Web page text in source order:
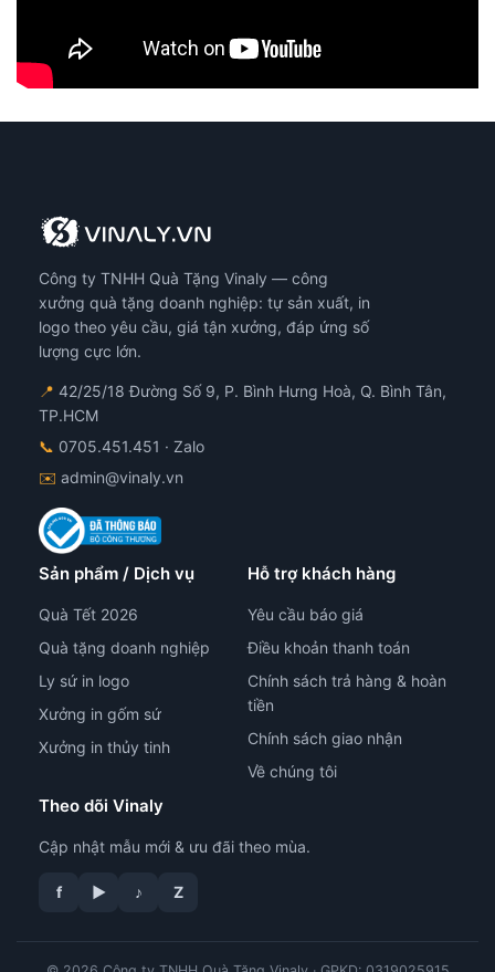
Công ty TNHH Quà Tặng Vinaly — công
xưởng quà tặng doanh nghiệp: tự sản xuất, in
logo theo yêu cầu, giá tận xưởng, đáp ứng số
lượng cực lớn.
📍 42/25/18 Đường Số 9, P. Bình Hưng Hoà, Q. Bình Tân,
TP.HCM
📞 0705.451.451 · Zalo
✉️ admin@vinaly.vn
Sản phẩm / Dịch vụ
Quà Tết 2026
Quà tặng doanh nghiệp
Ly sứ in logo
Xưởng in gốm sứ
Xưởng in thủy tinh
Hỗ trợ khách hàng
Yêu cầu báo giá
Điều khoản thanh toán
Chính sách trả hàng & hoàn
tiền
Chính sách giao nhận
Về chúng tôi
Theo dõi Vinaly
Cập nhật mẫu mới & ưu đãi theo mùa.
f ▶ ♪ Z